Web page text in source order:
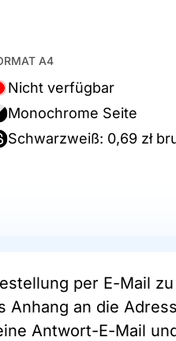
A4
Nicht verfügbar
Monochrome Seite
Schwarzweiß: 0,69 zł
per E-Mail
Anhang an die
Antwort-E-Mail